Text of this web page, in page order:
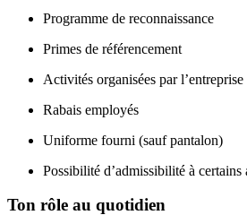
Programme de reconnaissance
Primes de référencement
Activités organisées par
Rabais employés
Uniforme fourni (sauf pantalon)
Possibilité d’admissibilité à
Ton rôle au quotidien